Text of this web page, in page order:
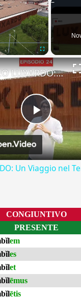
Fullscreen
Play
Video
MUSEO LUXARDO: Un Viaggio nel Tempo e nel Gusto
Un Viaggio nel
CONGIUNTIVO
PRESENTE
em
es
et
ēmus
ētis